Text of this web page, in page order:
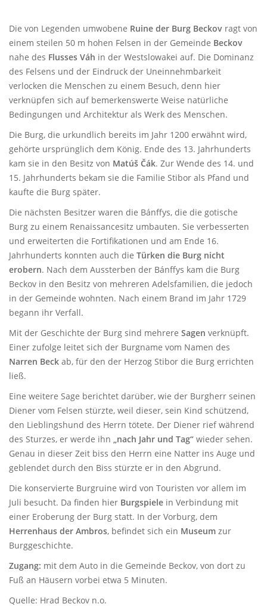
Die von Legenden umwobene Ruine der Burg Beckov ragt von
einem steilen 50 m hohen Felsen in der Gemeinde Beckov
nahe des Flusses Váh in der Westslowakei auf. Die Dominanz
des Felsens und der Eindruck der Uneinnehmbarkeit
verlocken die Menschen zu einem Besuch, denn hier
verknüpfen sich auf bemerkenswerte Weise natürliche
Bedingungen und Architektur als Werk des Menschen.
Die Burg, die urkundlich bereits im Jahr 1200 erwähnt wird,
gehörte ursprünglich dem König. Ende des 13. Jahrhunderts
kam sie in den Besitz von Matúš Čák. Zur Wende des 14. und
15. Jahrhunderts bekam sie die Familie Stibor als Pfand und
kaufte die Burg später.
Die nächsten Besitzer waren die Bánffys, die die gotische
Burg zu einem Renaissancesitz umbauten. Sie verbesserten
und erweiterten die Fortifikationen und am Ende 16.
Jahrhunderts konnten auch die Türken die Burg nicht
erobern. Nach dem Aussterben der Bánffys kam die Burg
Beckov in den Besitz von mehreren Adelsfamilien, die jedoch
in der Gemeinde wohnten. Nach einem Brand im Jahr 1729
begann ihr Verfall.
Mit der Geschichte der Burg sind mehrere Sagen verknüpft.
Einer zufolge leitet sich der Burgname vom Namen des
Narren Beck ab, für den der Herzog Stibor die Burg errichten
ließ.
Eine weitere Sage berichtet darüber, wie der Burgherr seinen
Diener vom Felsen stürzte, weil dieser, sein Kind schützend,
den Lieblingshund des Herrn tötete. Der Diener rief während
des Sturzes, er werde ihn „nach Jahr und Tag“ wieder sehen.
Genau in dieser Zeit biss den Herrn eine Natter ins Auge und
geblendet durch den Biss stürzte er in den Abgrund.
Die konservierte Burgruine wird von Touristen vor allem im
Juli besucht. Da finden hier Burgspiele in Verbindung mit
einer Eroberung der Burg statt. In der Vorburg, dem
Herrenhaus der Ambros, befindet sich ein Museum zur
Burggeschichte.
Zugang: mit dem Auto in die Gemeinde Beckov, von dort zu
Fuß an Häusern vorbei etwa 5 Minuten.
Quelle: Hrad Beckov n.o.